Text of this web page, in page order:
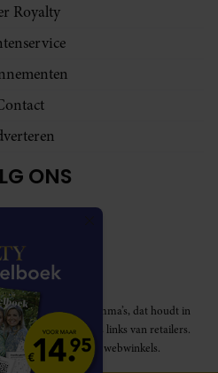
Royalty
ONS
marketing programma’s, dat houdt in
aankopen middels links van retailers.
door de genoemde webwinkels.